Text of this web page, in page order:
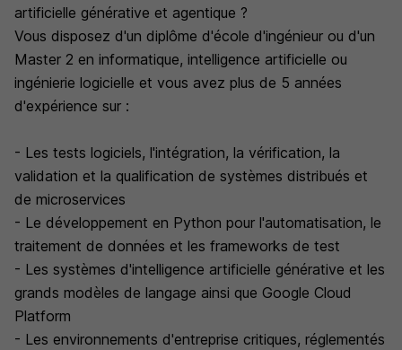
artificielle générative et agentique ?
Vous disposez d'un diplôme d'école d'ingénieur ou d'un
Master 2 en informatique, intelligence artificielle ou
ingénierie logicielle et vous avez plus de 5 années
d'expérience sur :
- Les tests logiciels, l'intégration, la vérification, la
validation et la qualification de systèmes distribués et
de microservices
- Le développement en Python pour l'automatisation, le
traitement de données et les frameworks de test
- Les systèmes d'intelligence artificielle générative et les
grands modèles de langage ainsi que Google Cloud
Platform
- Les environnements d'entreprise critiques, réglementés